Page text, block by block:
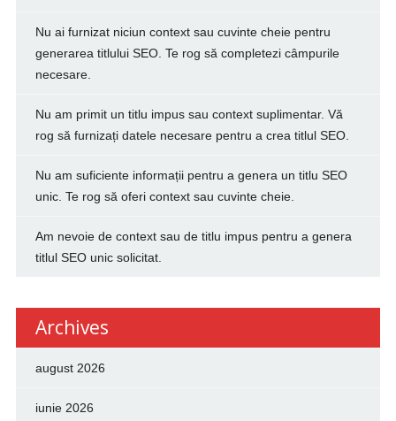
Nu ai furnizat niciun context sau cuvinte cheie pentru
generarea titlului SEO. Te rog să completezi câmpurile
necesare.
Nu am primit un titlu impus sau context suplimentar. Vă
rog să furnizați datele necesare pentru a crea titlul SEO.
Nu am suficiente informații pentru a genera un titlu SEO
unic. Te rog să oferi context sau cuvinte cheie.
Am nevoie de context sau de titlu impus pentru a genera
titlul SEO unic solicitat.
Archives
august 2026
iunie 2026